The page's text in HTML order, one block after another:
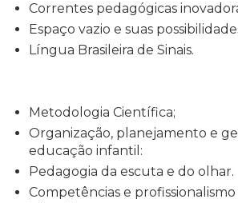
Correntes pedagógicas
Espaço vazio e suas
Língua Brasileira de Sinais.
Metodologia Científica;
Organização, planejamento e
educação infantil:
Pedagogia da escuta e do olhar.
Competências e